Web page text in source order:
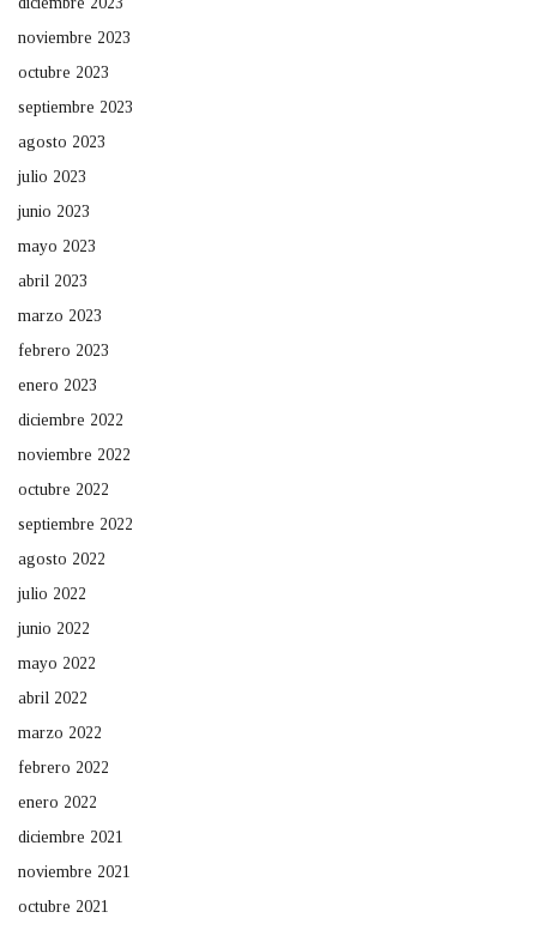
noviembre 2023
octubre 2023
septiembre 2023
agosto 2023
julio 2023
junio 2023
mayo 2023
abril 2023
marzo 2023
febrero 2023
enero 2023
diciembre 2022
noviembre 2022
octubre 2022
septiembre 2022
agosto 2022
julio 2022
junio 2022
mayo 2022
abril 2022
marzo 2022
febrero 2022
enero 2022
diciembre 2021
noviembre 2021
octubre 2021